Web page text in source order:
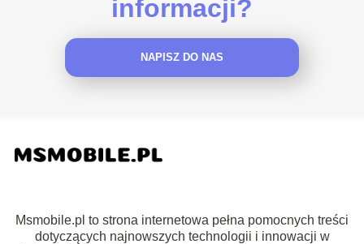
informacji?
NAPISZ DO NAS
Msmobile.pl to strona internetowa pełna pomocnych treści
dotyczących najnowszych technologii i innowacji w